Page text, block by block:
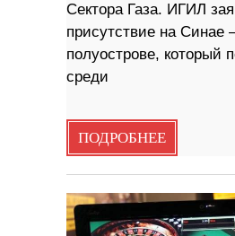
Сектора Газа. ИГИЛ
присутствие на Синае
полуострове, который
среди
ПОДРОБНЕЕ